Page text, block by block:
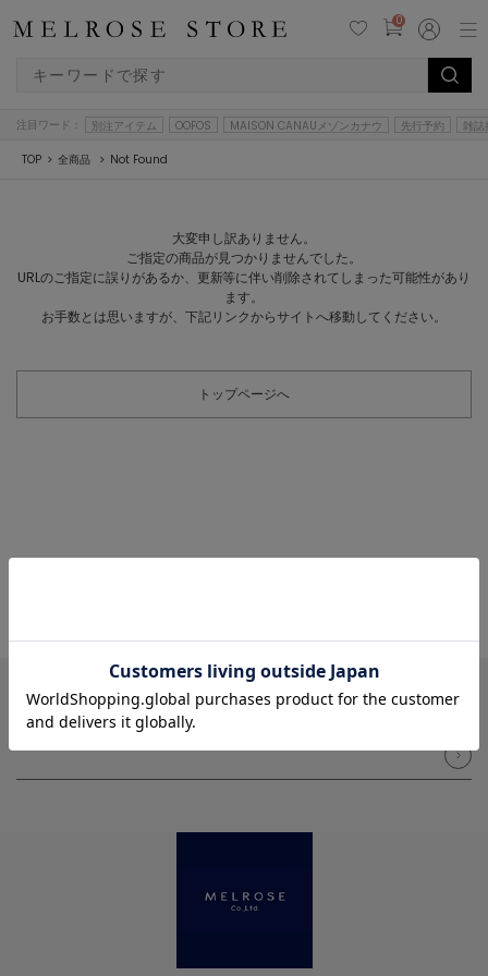
0
注目ワード： 別注アイテム OOFOS MAISON CANAUメゾンカナウ 先行予約 雑誌
TOP 全商品 Not Found
大変申し訳ありません。
ご指定の商品が見つかりませんでした。
URLのご指定に誤りがあるか、更新等に伴い削除されてしまった可能性があり
ます。
お手数とは思いますが、下記リンクからサイトへ移動してください。
トップページへ
NEWSLETTER メルマガ登録